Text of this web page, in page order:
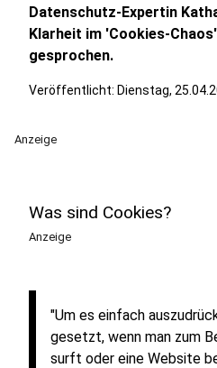
Datenschutz-Expertin
Klarheit im 'Cookies-
gesprochen.
Veröffentlicht: Dienstag,
Anzeige
Was sind Cookies?
Anzeige
"Um es einfach
gesetzt, wenn man zum
surft oder eine Website